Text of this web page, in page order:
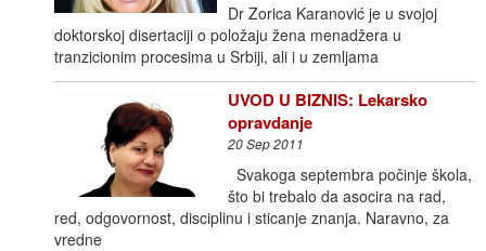
Dr Zorica Karanović je u svojoj
doktorskoj disertaciji o položaju žena menadžera u
tranzicionim procesima u Srbiji, ali i u zemljama
UVOD U BIZNIS: Lekarsko
opravdanje
20 Sep 2011
Svakoga septembra počinje škola,
što bi trebalo da asocira na rad,
red, odgovornost, disciplinu i sticanje znanja. Naravno, za
vredne